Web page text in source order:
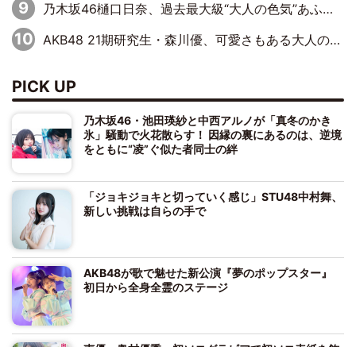
乃木坂46樋口日奈、過去最大級“大人の色気”あふれる入浴姿披露
AKB48 21期研究生・森川優、可愛さもある大人の女性に
PICK UP
乃木坂46・池田瑛紗と中西アルノが「真冬のかき
氷」騒動で火花散らす！ 因縁の裏にあるのは、逆境
をともに“凌”ぐ似た者同士の絆
「ジョキジョキと切っていく感じ」STU48中村舞、
新しい挑戦は自らの手で
AKB48が歌で魅せた新公演『夢のポップスター』
初日から全身全霊のステージ